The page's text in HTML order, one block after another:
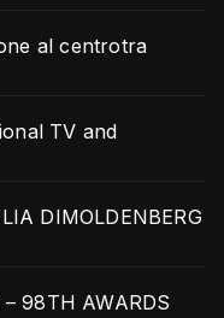
al centrotra
TV and
DIMOLDENBERG
98TH AWARDS